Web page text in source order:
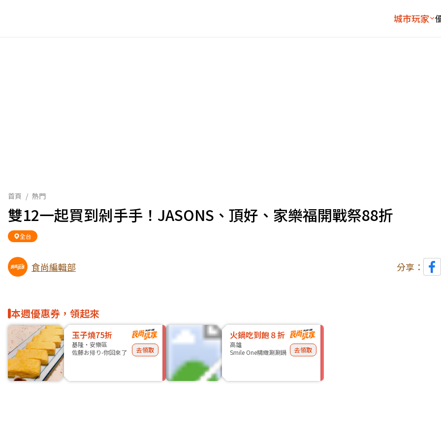
城市玩家
首頁 / 熱門
雙12一起買到剁手手！JASONS、頂好、家樂福開戰祭88折
全台
食尚編輯部 分享：
本週優惠券，領起來
玉子燒75折
基隆・安樂區
佐藤お帰り-你回來了
去領取
火鍋吃到飽８折
高雄
Smile One精緻涮涮鍋
去領取